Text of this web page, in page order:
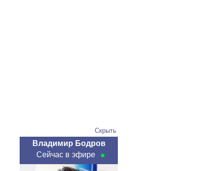
Скрыть
Владимир Бодров
Сейчас в эфире